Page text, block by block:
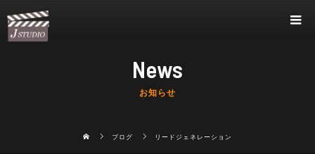
News
お知らせ
ブログ リードジェネレーション